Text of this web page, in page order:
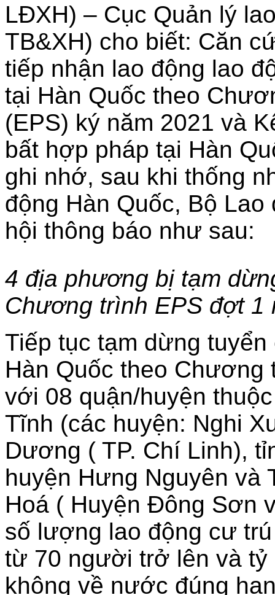
LĐXH) – Cục Quản lý
TB&XH) cho biết: Căn
tiếp nhận lao động lao
tại Hàn Quốc theo
(EPS) ký năm 2021 và
bất hợp pháp tại Hàn
ghi nhớ, sau khi thống
động Hàn Quốc, Bộ
hội thông báo như sau:
4 địa phương bị tạm
Chương trình EPS đợt 1
Tiếp tục tạm dừng
Hàn Quốc theo
với 08 quận/huyện
Tĩnh (các huyện: Nghi
Dương ( TP. Chí Linh),
huyện Hưng Nguyên và
Hoá ( Huyện Đông Sơn
số lượng lao động cư
từ 70 người trở lên và tỷ
không về nước đúng